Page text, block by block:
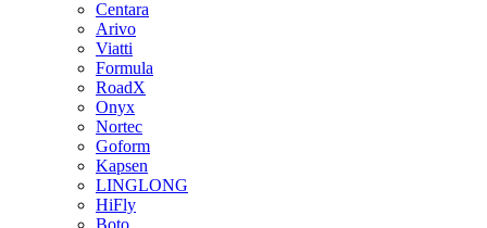
Centara
Arivo
Viatti
Formula
RoadX
Onyx
Nortec
Goform
Kapsen
LINGLONG
HiFly
Boto